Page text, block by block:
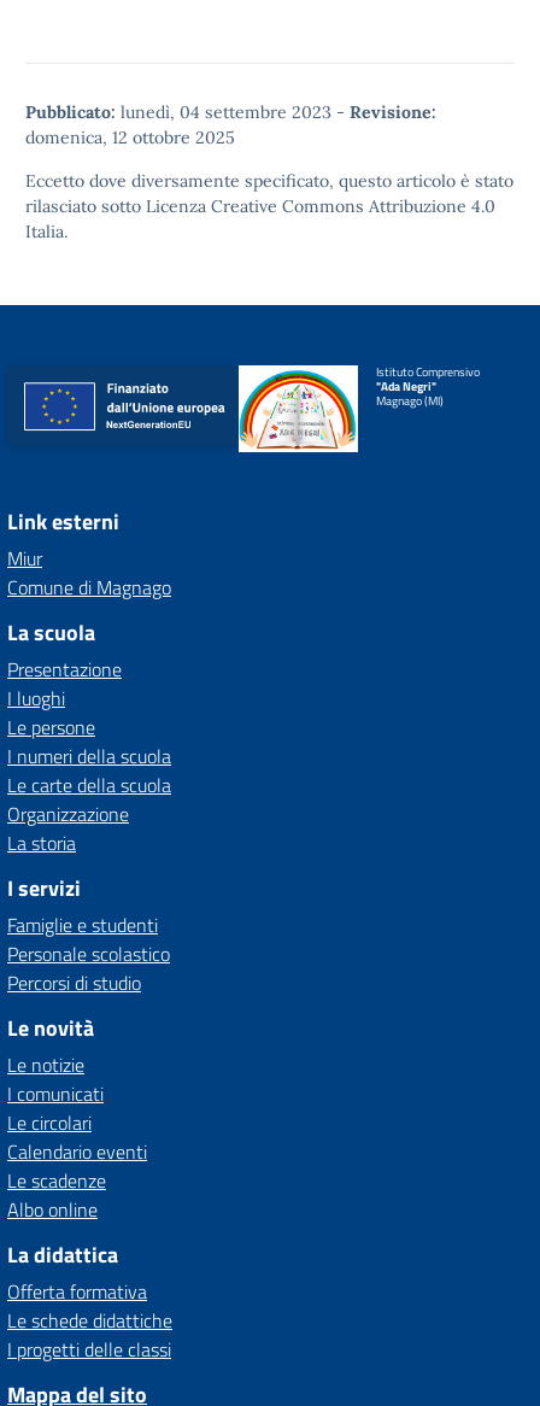
Pubblicato: lunedì, 04 settembre 2023 - Revisione:
domenica, 12 ottobre 2025
Eccetto dove diversamente specificato, questo articolo è stato
rilasciato sotto Licenza Creative Commons Attribuzione 4.0
Italia.
Istituto Comprensivo
"Ada Negri"
Magnago (MI)
Link esterni
Miur
Comune di Magnago
La scuola
Presentazione
I luoghi
Le persone
I numeri della scuola
Le carte della scuola
Organizzazione
La storia
I servizi
Famiglie e studenti
Personale scolastico
Percorsi di studio
Le novità
Le notizie
I comunicati
Le circolari
Calendario eventi
Le scadenze
Albo online
La didattica
Offerta formativa
Le schede didattiche
I progetti delle classi
Mappa del sito